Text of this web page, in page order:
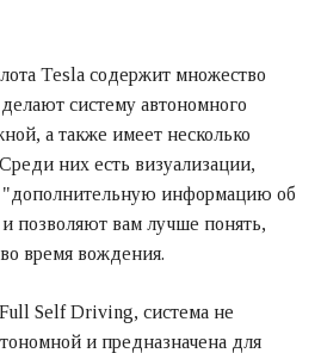
Tesla содержит множество
систему автономного
а также имеет несколько
них есть визуализации,
"дополнительную информацию об
позволяют вам лучше понять,
время вождения.
Self Driving, система не
и предназначена для